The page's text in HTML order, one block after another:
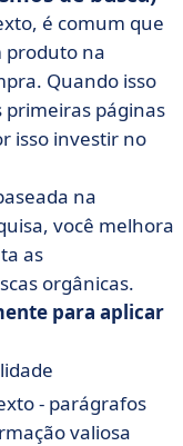
é comum que
produto na
Quando isso
primeiras páginas
isso investir no
na
você melhora
as
orgânicas.
para aplicar
- parágrafos
valiosa